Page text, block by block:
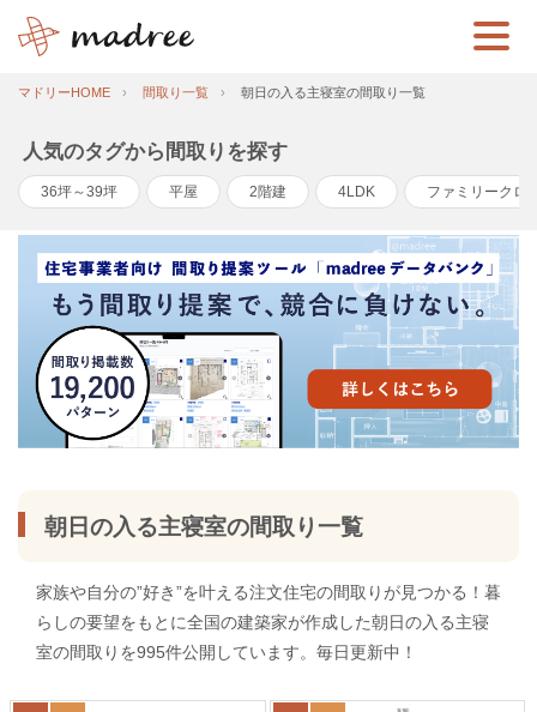
マドリーHOME 間取り一覧 朝日の入る主寝室の間取り一覧
人気のタグから間取りを探す
36坪～39坪 平屋 2階建 4LDK ファミリークロ
朝日の入る主寝室の間取り一覧
家族や自分の”好き”を叶える注文住宅の間取りが見つかる！暮
らしの要望をもとに全国の建築家が作成した朝日の入る主寝
室の間取りを995件公開しています。毎日更新中！